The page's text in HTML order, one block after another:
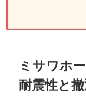
ミサワホ
耐震性と